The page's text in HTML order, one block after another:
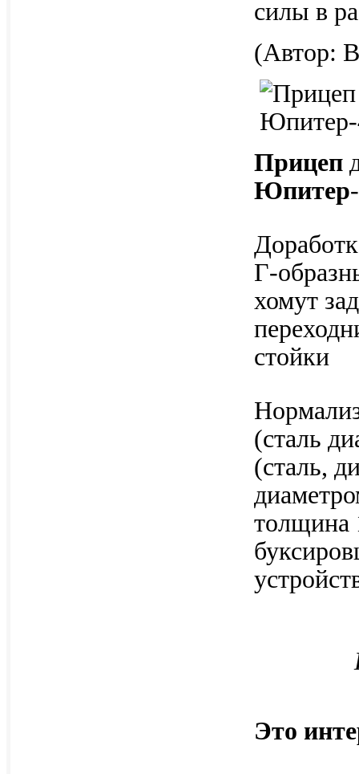
силы в
(Автор:
Прицеп
Юпитер
Г-
хомут
стойки
(сталь
(сталь,
толщина
Это